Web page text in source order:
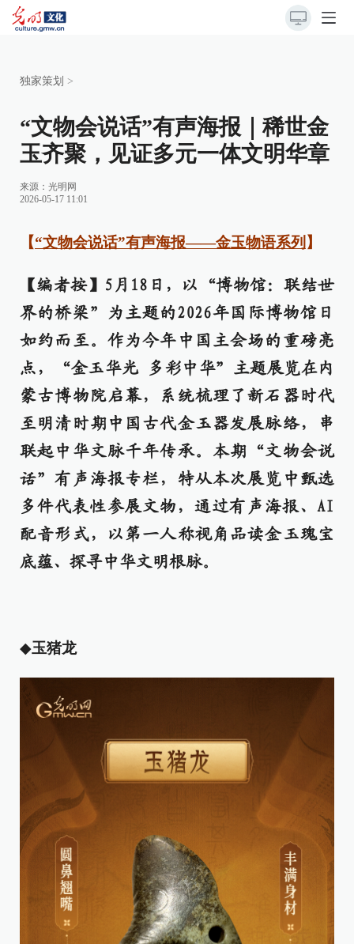
独家策划 >
“文物会说话”有声海报｜稀世金
玉齐聚，见证多元一体文明华章
来源： 光明网
2026-05-17 11:01
【“文物会说话”有声海报——金玉物语系列 】
【编者按】5月18日，以“博物馆：联结世
界的桥梁”为主题的2026年国际博物馆日
如约而至。作为今年中国主会场的重磅亮
点，“金玉华光 多彩中华”主题展览在内
蒙古博物院启幕，系统梳理了新石器时代
至明清时期中国古代金玉器发展脉络，串
联起中华文脉千年传承。本期“文物会说
话”有声海报专栏，特从本次展览中甄选
多件代表性参展文物，通过有声海报、AI
配音形式，以第一人称视角品读金玉瑰宝
底蕴、探寻中华文明根脉。
◆玉猪龙